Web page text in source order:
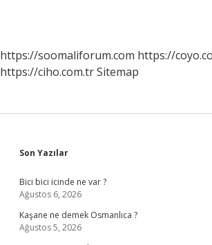
Gün
https://soomaliforum.com https://
https://ciho.com.trSitemap
Sidebar
Son Yazılar
Bici bici icinde ne var ?
Ağustos 6, 2026
Kaşane ne demek Osmanlıca ?
Ağustos 5, 2026